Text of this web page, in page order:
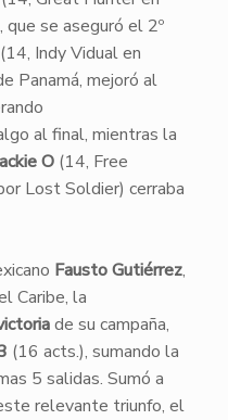
que se aseguró el 2º
Indy Vidual en
Panamá, mejoró al
al final, mientras la
O(14, Free
Lost Soldier) cerraba
Fausto Gutiérrez,
Caribe, la
de su campaña,
(16 acts.), sumando la
5 salidas. Sumó a
relevante triunfo, el